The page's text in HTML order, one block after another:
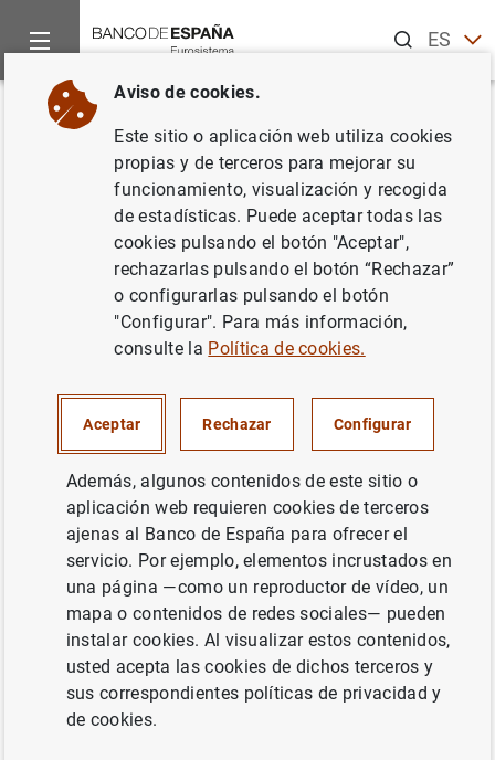
ESEN
Inicio Noticias y eventos
Volver
Balanza de Pagos en enero de
SITUACIÓN ECONÓMICA
Balanza de Pagos en enero de 2005.
Cuadros (13KB)
Balanza de Pagos en enero de 2005. Datos
(148KB)
Aviso de cookies.
Este sitio o aplicación web utiliza cookies
propias y de terceros para mejorar su
funcionamiento, visualización y recogida
de estadísticas. Puede aceptar todas las
cookies pulsando el botón "Aceptar",
rechazarlas pulsando el botón “Rechazar”
o configurarlas pulsando el botón
"Configurar". Para más información,
consulte la Política de cookies.
Aceptar Rechazar Configurar
Además, algunos contenidos de este sitio o
aplicación web requieren cookies de terceros
ajenas al Banco de España para ofrecer el
servicio. Por ejemplo, elementos incrustados en
una página —como un reproductor de vídeo, un
mapa o contenidos de redes sociales— pueden
instalar cookies. Al visualizar estos contenidos,
usted acepta las cookies de dichos terceros y
sus correspondientes políticas de privacidad y
de cookies.